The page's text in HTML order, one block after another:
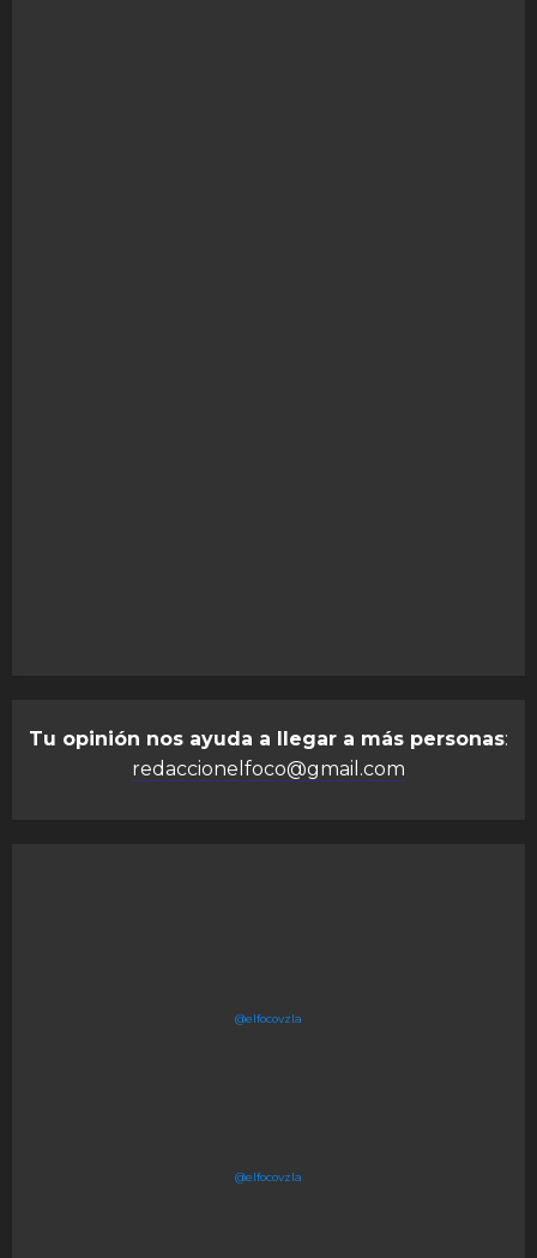
Tu opinión nos ayuda a llegar a más personas:
redaccionelfoco@gmail.com
@elfocovzla
@elfocovzla